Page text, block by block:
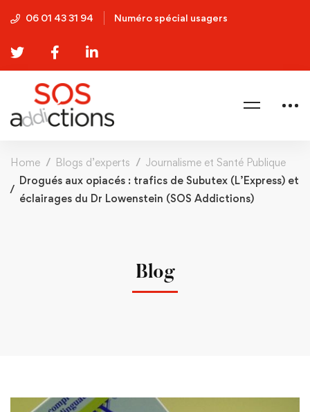
06 01 43 31 94 Numéro spécial usagers
Home Blogs d’experts
Journalisme et Santé Publique
Drogués aux opiacés : trafics de Subutex (L’Express) et
éclairages du Dr Lowenstein (SOS Addictions)
Blog